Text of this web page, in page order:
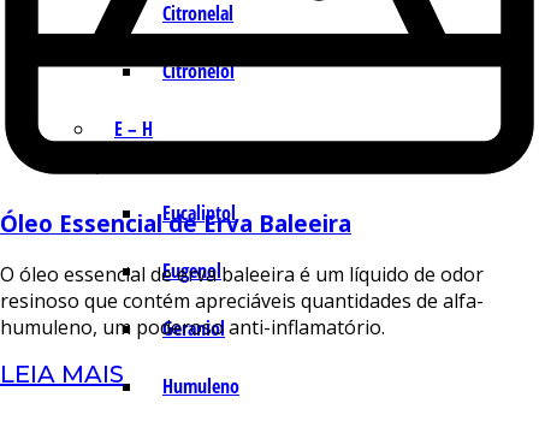
Citronelal
Citronelol
E – H
Eucaliptol
Eugenol
Geraniol
Humuleno
Óleo Essencial de Erva Baleeira
O óleo essencial de erva baleeira é um líquido de odor
resinoso que contém apreciáveis quantidades de alfa-
humuleno, um poderoso anti-inflamatório.
LEIA MAIS